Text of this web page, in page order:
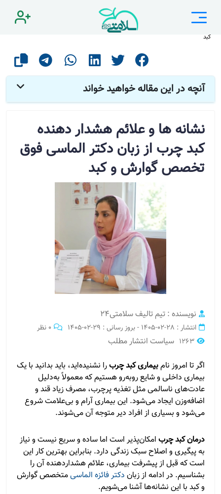
صفحه اصلی
بیماری های دستگاه گوارش
نشانه ها و علائم هشدار دهنده کبد چرب از زبان دکتر الماسی فوق تخصص گوارش و
کبد
آنچه در این مقاله خواهید خواند
نشانه ها و علائم هشدار دهنده
کبد چرب از زبان دکتر الماسی فوق
تخصص گوارش و کبد
نویسنده : تیم تالیف سلامتی24
انتشار : 28-02-1405 - بروز رسانی : 29-02-1405
0 نظر
1263 سیاست انتشار مطلب
اگر تا امروز نامبیماری کبد چربرا نشنیده‌اید، باید بدانید با یک
بیماری داخلی و شایع روبه‌رو هستیم که معمولاً به‌دلیل
عادت‌های ناسالمی مثل تغذیه پرچرب، مصرف زیاد قند و
اضافه‌وزن ایجاد می‌شود. این بیماری آرام و بی‌علامت شروع
می‌شود و بسیاری از افراد دیر متوجه آن می‌شوند.
درمان کبد چرب امکان‌پذیر است اما ساده و سریع نیست و نیاز
به پیگیری و اصلاح سبک زندگی دارد. بنابراین بهترین کار این
است که قبل از پیشرفت بیماری، علائم هشداردهنده آن را
بشناسیم. در ادامه از زبان دکتر فائزه الماسیمتخصص گوارش
و کبد با این نشانه‌ها آشنا می‌شویم.